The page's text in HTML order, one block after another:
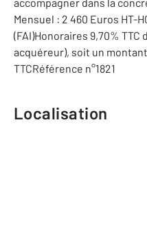
Mensuel : 2 460 Euros HT-
(FAI)Honoraires 9,70%
acquéreur), soit un
TTCRéférence n°1821
Localisation